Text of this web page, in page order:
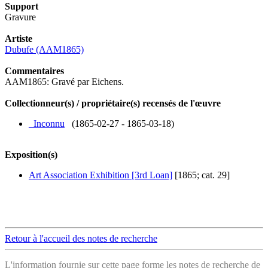
Support
Gravure
Artiste
Dubufe (AAM1865)
Commentaires
AAM1865: Gravé par Eichens.
Collectionneur(s) / propriétaire(s) recensés de l'œuvre
_Inconnu (1865-02-27 - 1865-03-18)
Exposition(s)
Art Association Exhibition [3rd Loan] [1865; cat. 29]
Retour à l'accueil des notes de recherche
L'information fournie sur cette page forme les notes de recherche de